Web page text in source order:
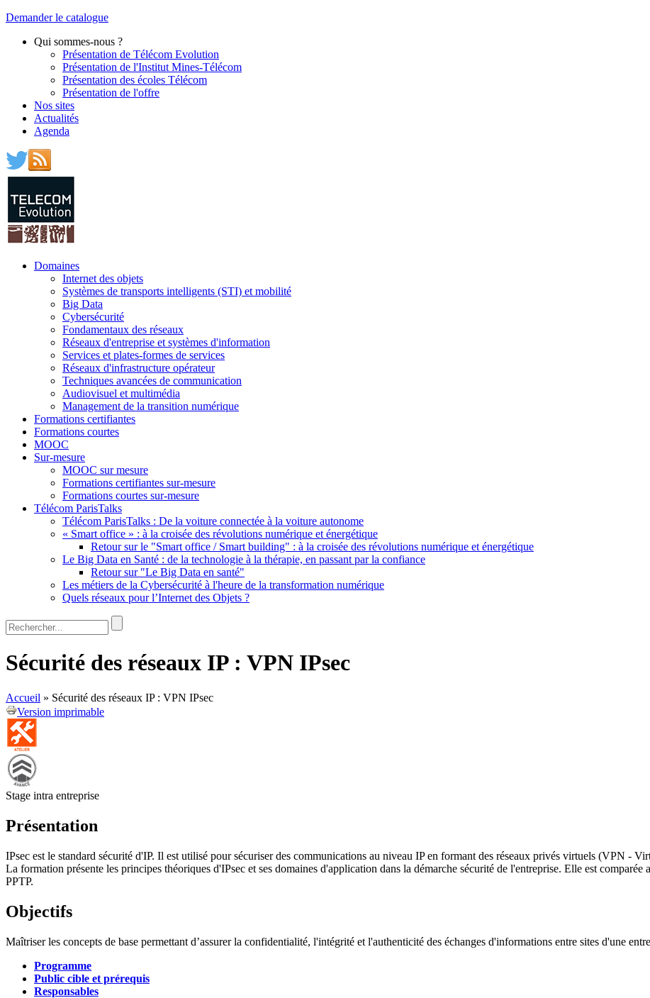
Demander le catalogue
Qui sommes-nous ?
Présentation de Télécom Evolution
Présentation de l'Institut Mines-Télécom
Présentation des écoles Télécom
Présentation de l'offre
Nos sites
Actualités
Agenda
Domaines
Internet des objets
Systèmes de transports intelligents (STI) et mobilité
Big Data
Cybersécurité
Fondamentaux des réseaux
Réseaux d'entreprise et systèmes d'information
Services et plates-formes de services
Réseaux d'infrastructure opérateur
Techniques avancées de communication
Audiovisuel et multimédia
Management de la transition numérique
Formations certifiantes
Formations courtes
MOOC
Sur-mesure
MOOC sur mesure
Formations certifiantes sur-mesure
Formations courtes sur-mesure
Télécom ParisTalks
Télécom ParisTalks : De la voiture connectée à la voiture autonome
« Smart office » : à la croisée des révolutions numérique et énergétique
Retour sur le "Smart office / Smart building" : à la croisée des révolutions numérique et énergétique
Le Big Data en Santé : de la technologie à la thérapie, en passant par la confiance
Retour sur "Le Big Data en santé"
Les métiers de la Cybersécurité à l'heure de la transformation numérique
Quels réseaux pour l’Internet des Objets ?
Formulaire de recherche
Rechercher
Sécurité des réseaux IP : VPN IPsec
Accueil » Sécurité des réseaux IP : VPN IPsec
Version imprimable
Stage intra entreprise
Présentation
IPsec est le standard sécurité d'IP. Il est utilisé pour sécuriser des communications au niveau IP en formant des réseaux privés virtuels (VPN -
La formation présente les principes théoriques d'IPsec et ses domaines d'application dans la démarche sécurité de l'entreprise. Elle est
PPTP.
Objectifs
Maîtriser les concepts de base permettant d’assurer la confidentialité, l'intégrité et l'authenticité des échanges d'informations entre sites d'une
Stage
Programme
Public cible et prérequis
Responsables